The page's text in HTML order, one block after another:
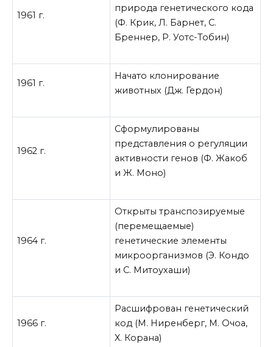
1961 г.
природа генетического кода
(Ф. Крик, Л. Барнет, С.
Бреннер, Р. Уотс-Тобин)
1961 г.
Начато клонирование
животных (Дж. Гердон)
1962 г.
Сформулированы
представления о регуляции
активности генов (Ф. Жакоб
и Ж. Моно)
1964 г.
Открыты транспозируемые
(перемещаемые)
генетические элементы
микроорганизмов (Э. Кондо
и С. Митоухаши)
1966 г.
Расшифрован генетический
код (М. Ниренберг, М. Очоа,
X. Корана)